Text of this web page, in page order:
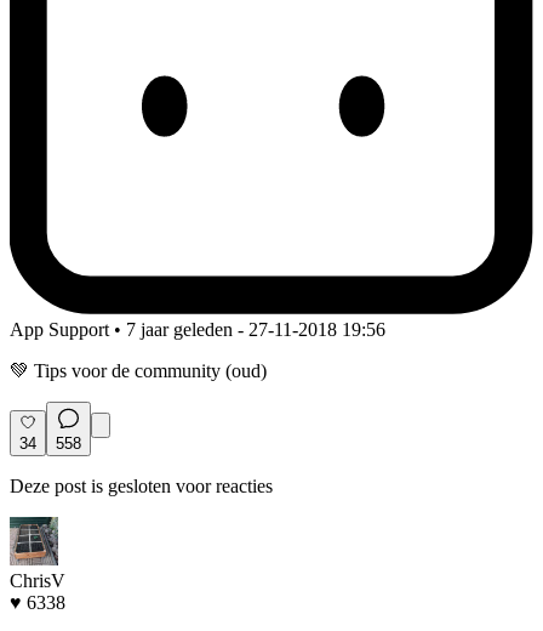
App Support • 7 jaar geleden - 27-11-2018 19:56
💚 Tips voor de community (oud)
34 558
Deze post is gesloten voor reacties
ChrisV
♥ 6338